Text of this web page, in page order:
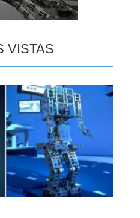
VISTAS